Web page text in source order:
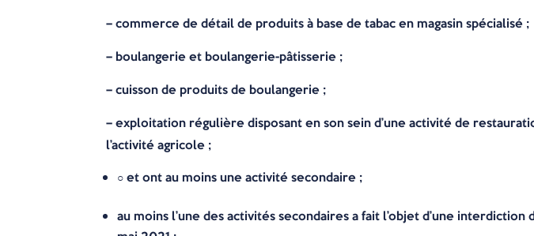
– commerce de détail de produits à base de tabac en magasin spécialisé ;
– boulangerie et boulangerie-pâtisserie ;
– cuisson de produits de boulangerie ;
– exploitation régulière disposant en son sein d’une activité de
l’activité agricole ;
○ et ont au moins une activité secondaire ;
au moins l’une des activités secondaires a fait l’objet d’une